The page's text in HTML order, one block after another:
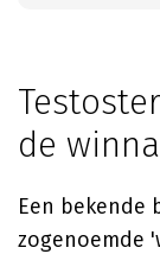
de
Een bekende
zogenoemde